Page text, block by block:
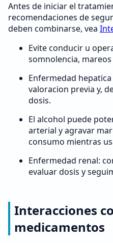
Antes de iniciar el
recomendaciones de
deben combinarse, vea
Evite conducir u
somnolencia,
Enfermedad
valoracion previa y,
dosis.
El alcohol puede
arterial y agravar
consumo mientras
Enfermedad renal:
evaluar dosis y
Interacciones
medicamentos